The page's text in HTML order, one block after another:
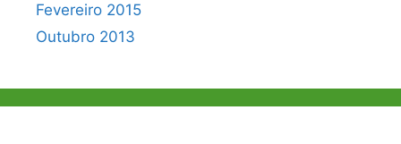
Fevereiro 2015
Outubro 2013